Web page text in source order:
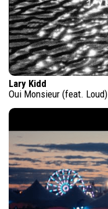
Lary Kidd
Oui Monsieur (feat. Loud)